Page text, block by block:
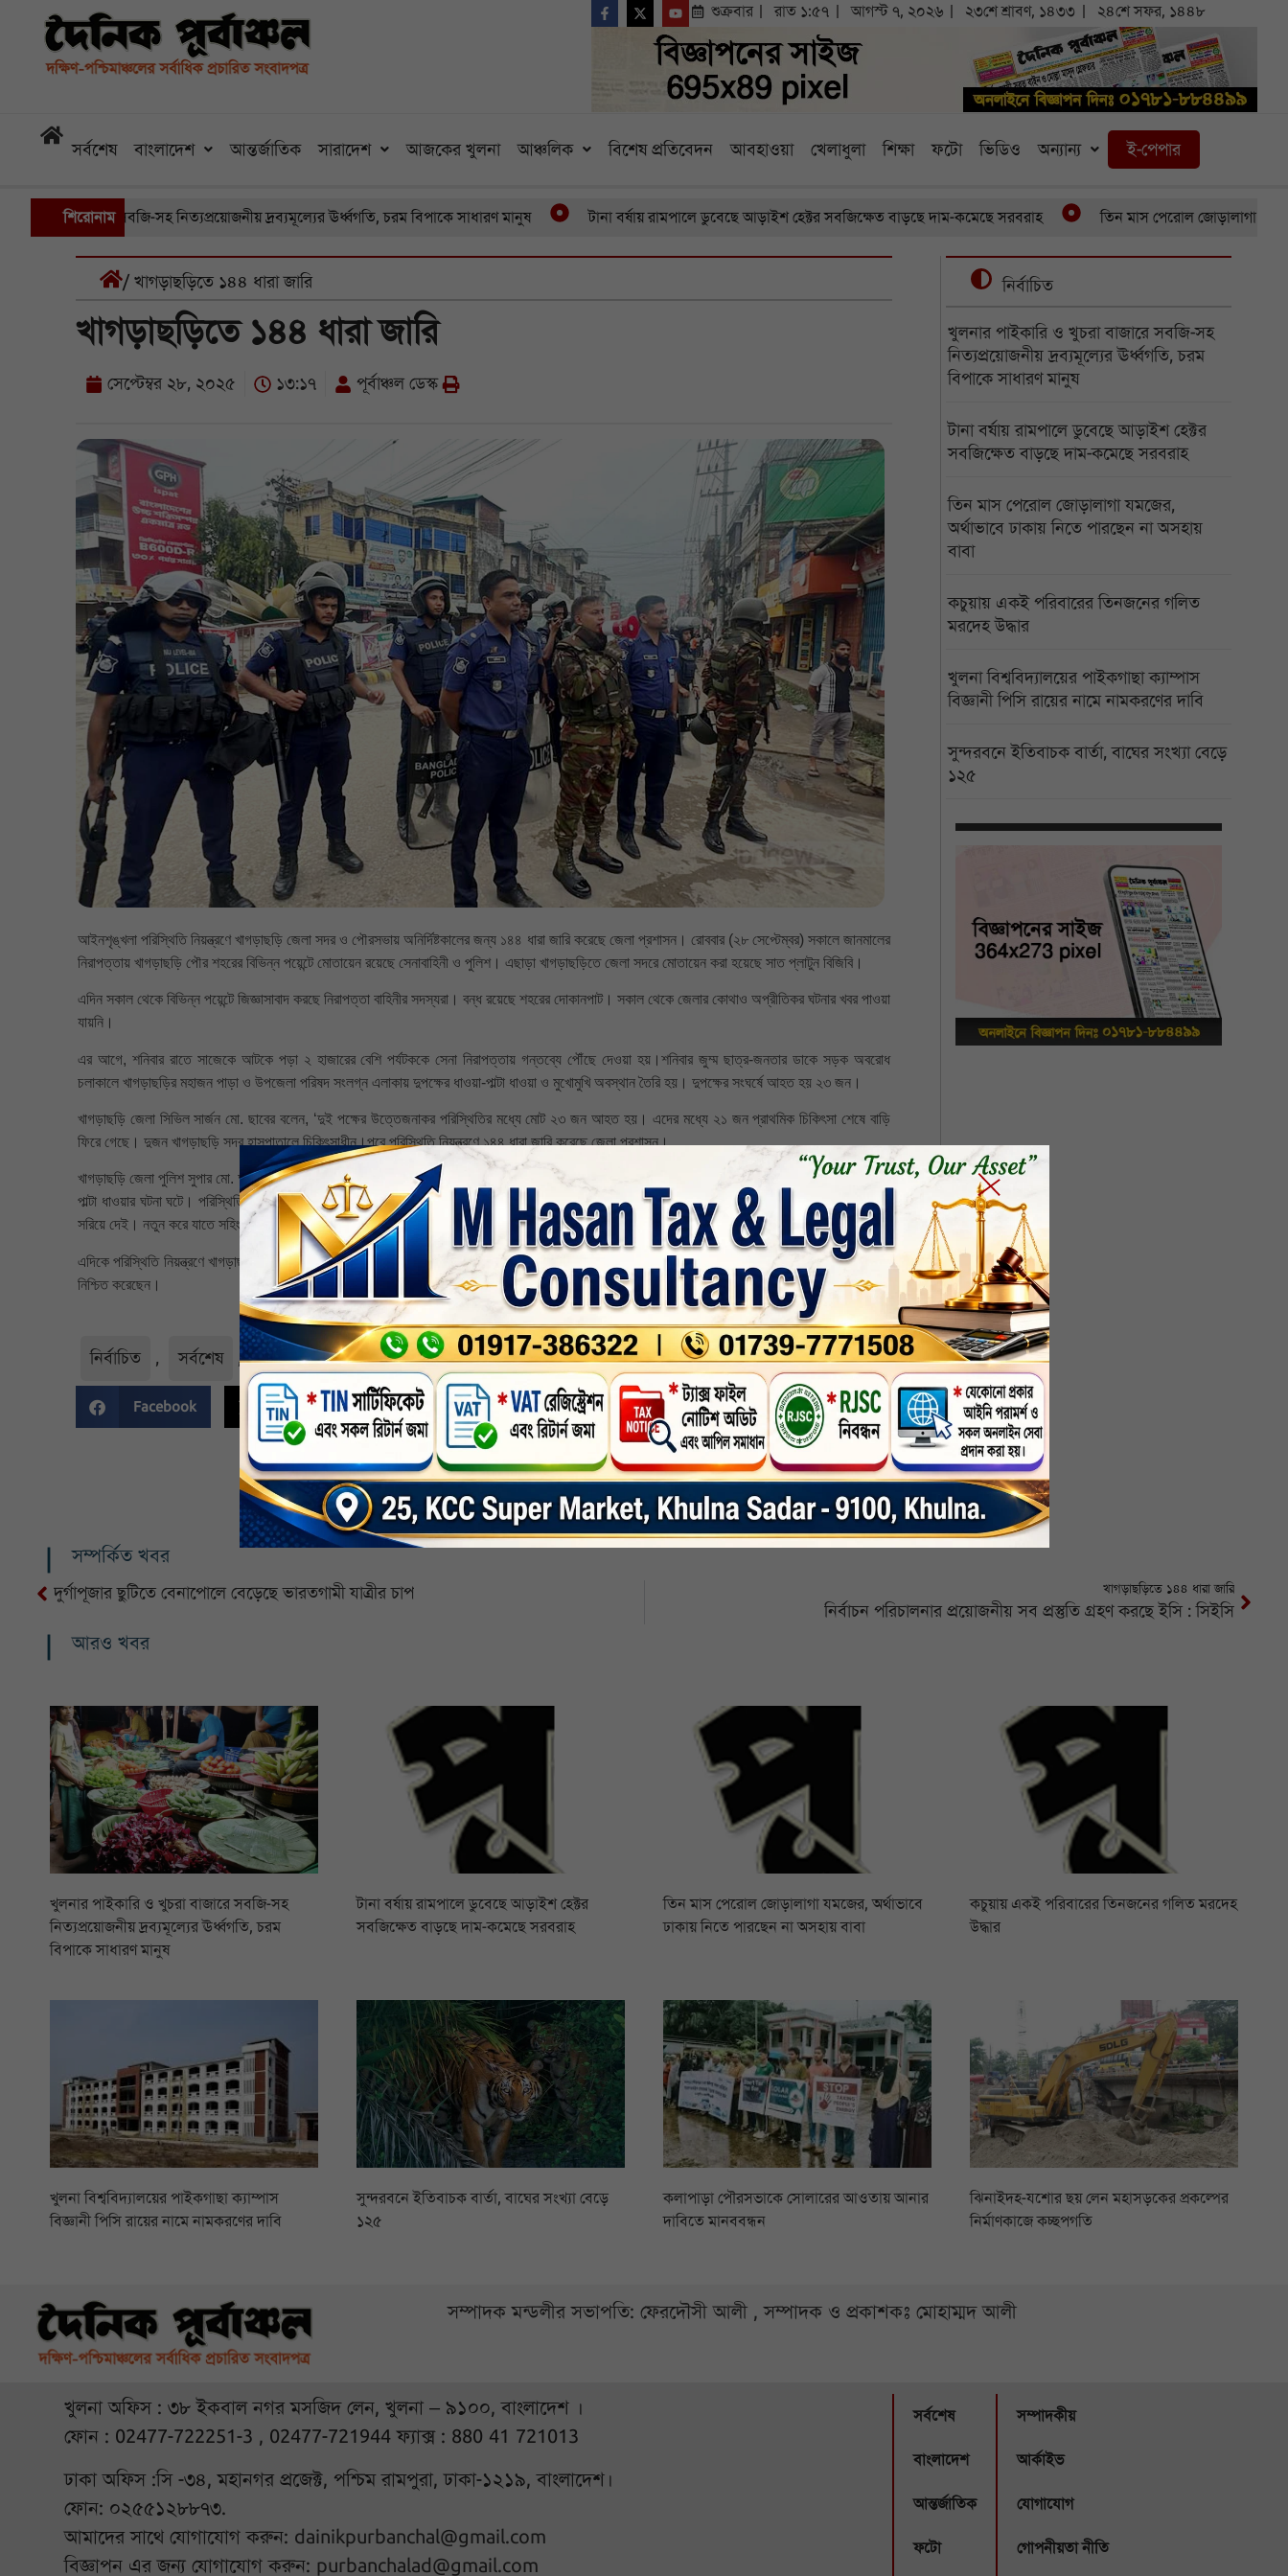
শুক্রবার রাত ১:৫৭ আগস্ট ৭, ২০২৬ ২৩শে শ্রাবণ, ১৪৩৩ ২৪শে সফর, ১৪৪৮
সর্বশেষ বাংলাদেশ আন্তর্জাতিক সারাদেশ আজকের খুলনা আঞ্চলিক বিশেষ প্রতিবেদন আবহাওয়া খেলাধুলা শিক্ষা ফটো ভিডিও অন্যান্য ই-পেপার
শিরোনাম
বাজারে সবজি-সহ নিত্যপ্রয়োজনীয় দ্রব্যমূল্যের ঊর্ধ্বগতি, চরম বিপাকে সাধারণ মানুষ টানা বর্ষায় রামপালে ডুবেছে আড়াইশ হেক্টর সবজিক্ষেত বাড়ছে দাম-কমেছে সরবরাহ তিন মাস পেরোল জোড়ালাগা যমজের,
/ খাগড়াছড়িতে ১৪৪ ধারা জারি
খাগড়াছড়িতে ১৪৪ ধারা জারি
সেপ্টেম্বর ২৮, ২০২৫ ১৩:১৭ পূর্বাঞ্চল ডেস্ক
আইনশৃঙ্খলা পরিস্থিতি নিয়ন্ত্রণে খাগড়াছড়ি জেলা সদর ও পৌরসভায় অনির্দিষ্টকালের জন্য ১৪৪ ধারা জারি করেছে জেলা প্রশাসন। রোববার (২৮ সেপ্টেম্বর) সকালে জানমালের
নিরাপত্তায় খাগড়াছড়ি পৌর শহরের বিভিন্ন পয়েন্টে মোতায়েন রয়েছে সেনাবাহিনী ও পুলিশ। এছাড়া খাগড়াছড়িতে জেলা সদরে মোতায়েন করা হয়েছে সাত প্লাটুন বিজিবি।
এদিন সকাল থেকে বিভিন্ন পয়েন্টে জিজ্ঞাসাবাদ করছে নিরাপত্তা বাহিনীর সদস্যরা। বন্ধ রয়েছে শহরের দোকানপাট। সকাল থেকে জেলার কোথাও অপ্রীতিকর ঘটনার খবর পাওয়া
যায়নি।
এর আগে, শনিবার রাতে সাজেকে আটকে পড়া ২ হাজারের বেশি পর্যটককে সেনা নিরাপত্তায় গন্তব্যে পৌঁছে দেওয়া হয়।শনিবার জুম্ম ছাত্র-জনতার ডাকে সড়ক অবরোধ
চলাকালে খাগড়াছড়ির মহাজন পাড়া ও উপজেলা পরিষদ সংলগ্ন এলাকায় দুপক্ষের ধাওয়া-পাল্টা ধাওয়া ও মুখোমুখি অবস্থান তৈরি হয়। দুপক্ষের সংঘর্ষে আহত হয় ২৩ জন।
খাগড়াছড়ি জেলা সিভিল সার্জন মো. ছাবের বলেন, ‘দুই পক্ষের উত্তেজনাকর পরিস্থিতির মধ্যে মোট ২৩ জন আহত হয়। এদের মধ্যে ২১ জন প্রাথমিক চিকিৎসা শেষে বাড়ি
ফিরে গেছে। দুজন খাগড়াছড়ি সদর হাসপাতালে চিকিৎসাধীন।পরে পরিস্থিতি নিয়ন্ত্রণে ১৪৪ ধারা জারি করেছে জেলা প্রশাসন।
খাগড়াছড়ি জেলা পুলিশ সুপার মো. আরেফিন জুয়েল সন্ধ্যায় বলেন, ‘শনিবার দুপুরের পর উপজেলা পরিষদ সংলগ্ন এলাকায় বিশৃঙ্খল পরিস্থিতি সৃষ্টি হয়। পরে ইট-পাটকেল ধাওয়া-
পাল্টা ধাওয়ার ঘটনা ঘটে। পরিস্থিতি নিয়ন্ত্রণে সেনাবাহিনী, বিজিবি ও পুলিশ সার্বিক নিরাপত্তায় যৌথভাবে কাজ করছে। পরে সাউন্ড গ্রেনেড দিয়ে উত্তেজিত দুপক্ষকে আমরা
সরিয়ে দেই। নতুন করে যাতে সহিংসতার ঘটনা না ঘটে সে লক্ষ্যে আমরা কাজ করে যাচ্ছি।’
এদিকে পরিস্থিতি নিয়ন্ত্রণে খাগড়াছড়ি সদর উপজেলায় সাত প্লাটুন বিজিবি মোতায়েন করা হয়েছে। বিজিবি খাগড়াছড়ি ব্যাটালিয়নের সহকারী পরিচালক মো. হাসনুজ্জামান বিষয়টি
নিশ্চিত করেছেন।
নির্বাচিত , সর্বশেষ , সর্বশেষ-সংবাদ
Facebook Twitter Linkedin Whatsapp Print
নির্বাচিত
খুলনার পাইকারি ও খুচরা বাজারে সবজি-সহ
নিত্যপ্রয়োজনীয় দ্রব্যমূল্যের ঊর্ধ্বগতি, চরম
বিপাকে সাধারণ মানুষ
টানা বর্ষায় রামপালে ডুবেছে আড়াইশ হেক্টর
সবজিক্ষেত বাড়ছে দাম-কমেছে সরবরাহ
তিন মাস পেরোল জোড়ালাগা যমজের,
অর্থাভাবে ঢাকায় নিতে পারছেন না অসহায়
বাবা
কচুয়ায় একই পরিবারের তিনজনের গলিত
মরদেহ উদ্ধার
খুলনা বিশ্ববিদ্যালয়ের পাইকগাছা ক্যাম্পাস
বিজ্ঞানী পিসি রায়ের নামে নামকরণের দাবি
সুন্দরবনে ইতিবাচক বার্তা, বাঘের সংখ্যা বেড়ে
১২৫
সম্পর্কিত খবর
দুর্গাপূজার ছুটিতে বেনাপোলে বেড়েছে ভারতগামী যাত্রীর চাপ খাগড়াছড়িতে ১৪৪ ধারা জারি
নির্বাচন পরিচালনার প্রয়োজনীয় সব প্রস্তুতি গ্রহণ করছে ইসি : সিইসি
আরও খবর
খুলনার পাইকারি ও খুচরা বাজারে সবজি-সহ
নিত্যপ্রয়োজনীয় দ্রব্যমূল্যের ঊর্ধ্বগতি, চরম
বিপাকে সাধারণ মানুষ
টানা বর্ষায় রামপালে ডুবেছে আড়াইশ হেক্টর
সবজিক্ষেত বাড়ছে দাম-কমেছে সরবরাহ
তিন মাস পেরোল জোড়ালাগা যমজের, অর্থাভাবে
ঢাকায় নিতে পারছেন না অসহায় বাবা
কচুয়ায় একই পরিবারের তিনজনের গলিত মরদেহ
উদ্ধার
খুলনা বিশ্ববিদ্যালয়ের পাইকগাছা ক্যাম্পাস
বিজ্ঞানী পিসি রায়ের নামে নামকরণের দাবি
সুন্দরবনে ইতিবাচক বার্তা, বাঘের সংখ্যা বেড়ে
১২৫
কলাপাড়া পৌরসভাকে সোলারের আওতায় আনার
দাবিতে মানববন্ধন
ঝিনাইদহ-যশোর ছয় লেন মহাসড়কের প্রকল্পের
নির্মাণকাজে কচ্ছপগতি
সম্পাদক মন্ডলীর সভাপতি: ফেরদৌসী আলী , সম্পাদক ও প্রকাশকঃ মোহাম্মদ আলী
খুলনা অফিস : ৩৮ ইকবাল নগর মসজিদ লেন, খুলনা – ৯১০০, বাংলাদেশ ।
ফোন : 02477-722251-3 , 02477-721944 ফ্যাক্স : 880 41 721013
ঢাকা অফিস :সি -৩৪, মহানগর প্রজেক্ট, পশ্চিম রামপুরা, ঢাকা-১২১৯, বাংলাদেশ।
ফোন: ০২৫৫১২৮৮৭৩.
আমাদের সাথে যোগাযোগ করুন: dainikpurbanchal@gmail.com
বিজ্ঞাপন এর জন্য যোগাযোগ করুন: purbanchalad@gmail.com
সর্বশেষ
বাংলাদেশ
আন্তর্জাতিক
ফটো
সম্পাদকীয়
আর্কাইভ
যোগাযোগ
গোপনীয়তা নীতি